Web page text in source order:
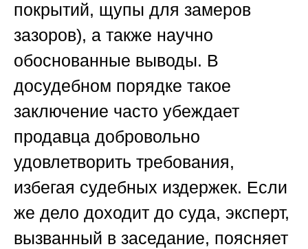
покрытий, щупы для замеров
зазоров), а также научно
обоснованные выводы. В
досудебном порядке такое
заключение часто убеждает
продавца добровольно
удовлетворить требования,
избегая судебных издержек. Если
же дело доходит до суда, эксперт,
вызванный в заседание, поясняет